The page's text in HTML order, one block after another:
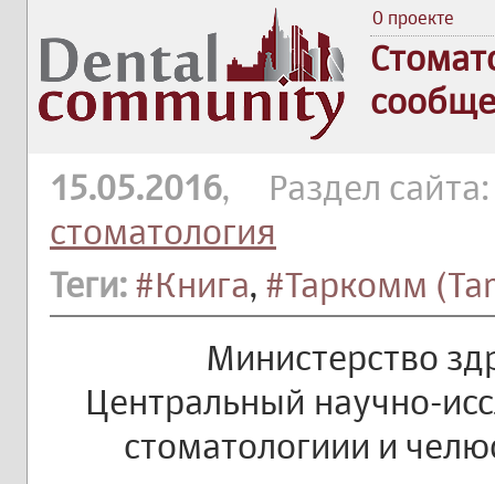
О проекте
15.05.2016, Раздел
стоматология
Теги: #Книга, #Таркомм
Министерство
Центральный научно-
стоматологиии и